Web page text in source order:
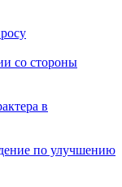
со стороны
в
по улучшению